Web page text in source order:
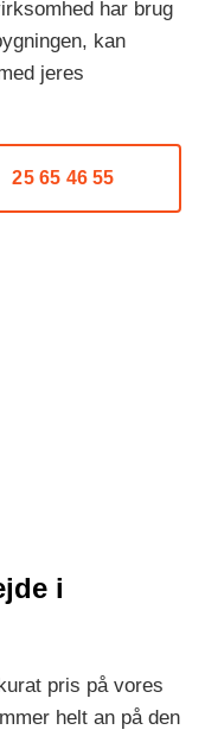
har brug
kan
jeres
25 65 46 55
i
pris på vores
helt an på den